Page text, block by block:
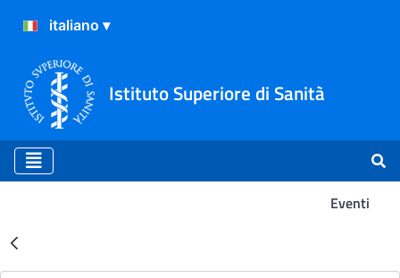
Istituto Superiore di Sanità
Eventi
Risultati della Ricerca -